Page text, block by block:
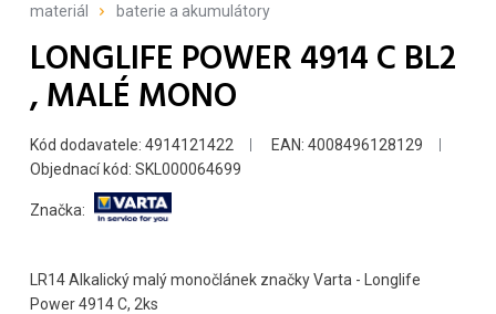
materiál
baterie a akumulátory
LONGLIFE POWER 4914 C BL2
, MALÉ MONO
Kód dodavatele: 4914121422
EAN: 4008496128129
Objednací kód: SKL000064699
Značka:
LR14 Alkalický malý monočlánek značky Varta - Longlife
Power 4914 C, 2ks